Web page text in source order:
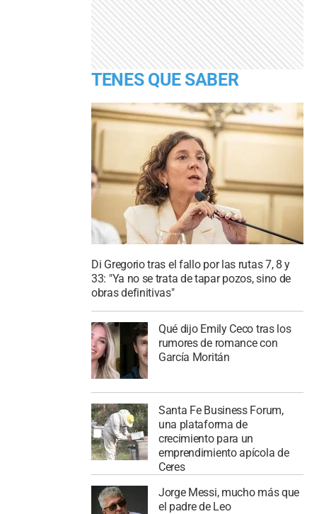
TENES QUE SABER
Di Gregorio tras el fallo por las rutas 7, 8 y
33: "Ya no se trata de tapar pozos, sino de
obras definitivas"
Qué dijo Emily Ceco tras los
rumores de romance con
García Moritán
Santa Fe Business Forum,
una plataforma de
crecimiento para un
emprendimiento apícola de
Ceres
Jorge Messi, mucho más que
el padre de Leo